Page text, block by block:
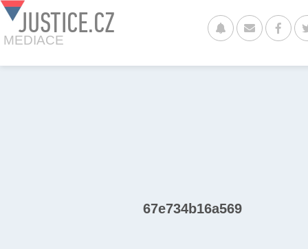
JUSTICE.CZ
MEDIACE
67e734b16a569